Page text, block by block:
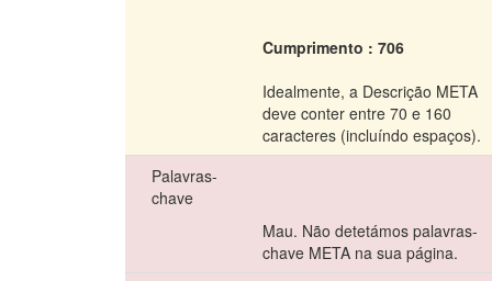
Cumprimento : 706
Idealmente, a Descrição META
deve conter entre 70 e 160
caracteres (incluíndo espaços).
Palavras-
chave
Mau. Não detetámos palavras-
chave META na sua página.